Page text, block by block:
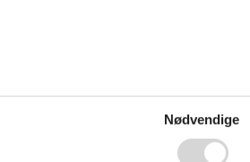
Nødvendige